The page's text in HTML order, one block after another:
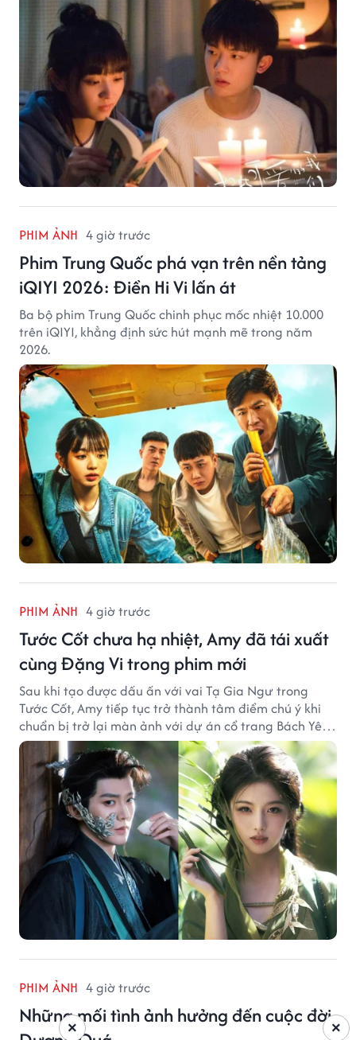
PHIM ẢNH 4 giờ trước
Phim Trung Quốc phá vạn trên nền tảng
iQIYI 2026: Điền Hi Vi lấn át
Ba bộ phim Trung Quốc chinh phục mốc nhiệt 10.000
trên iQIYI, khẳng định sức hút mạnh mẽ trong năm
2026.
PHIM ẢNH 4 giờ trước
Tước Cốt chưa hạ nhiệt, Amy đã tái xuất
cùng Đặng Vi trong phim mới
Sau khi tạo được dấu ấn với vai Tạ Gia Ngư trong
Tước Cốt, Amy tiếp tục trở thành tâm điểm chú ý khi
chuẩn bị trở lại màn ảnh với dự án cổ trang Bách Yêu
Phổ.
PHIM ẢNH 4 giờ trước
Những mối tình ảnh hưởng đến cuộc đời×
×